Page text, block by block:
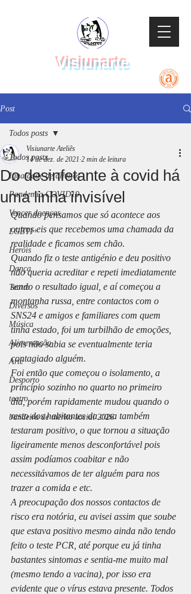
Visiunarte
Post
Todos posts
Igualdade de direitos
Pandemia COVID19
Vencer doenças
LGBTI+
Heróis
Dança
Teatro
Diversos
Música
Alimentação
Arte
Desporto
teatro
bandeira de mérito social 2026
Todos posts
Do desinfetante à covid há
uma linha invisível
Visiunarte Ateliês
14 de dez. de 2021 2 min de leitura
Quando pensamos que só acontece aos
outros eis que recebemos uma chamada da
realidade e ficamos sem chão.
Quando fiz o teste antigénio e deu positivo
não queria acreditar e repeti imediatamente
sendo o resultado igual, e aí começou a
montanha russa, entre contactos com o
SNS24 e amigos e familiares com quem
tinha estado, foi um turbilhão de emoções,
pois não sabia se eventualmente teria
contagiado alguém.
Foi então que começou o isolamento, a
princípio sozinho no quarto no primeiro
dia, porém rapidamente mudou quando o
resto dos habitantes da casa também
testaram positivo, o que tornou a situação
ligeiramente menos desconfortável pois
assim podíamos coabitar e não
necessitávamos de ter alguém para nos
trazer a comida e etc.
A preocupação dos nossos contactos de
risco era notória, eu avisei assim que soube
que estava positivo mesmo ainda não tendo
feito o teste PCR, até porque eu já tinha
bastantes sintomas e sentia-me muito mal
(mesmo tendo a vacina), por isso era
evidente que o vírus estava presente. Todos